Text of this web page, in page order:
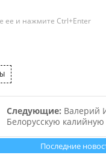
цен на
ее и нажмите Ctrl+Enter
Следующие: Валерий
Белорусскую
Последние